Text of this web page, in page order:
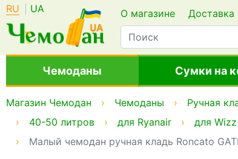
RU UA О магазине Доставка
Чемоданы Сумки на
Магазин Чемодан Чемоданы Ручная
40-50 литров
для Ryanair для
Малый чемодан ручная кладь Roncato